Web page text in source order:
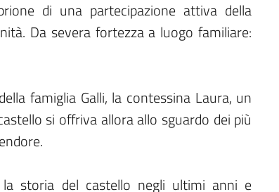
di una partecipazione attiva della
Da severa fortezza a luogo familiare:
famiglia Galli, la contessina Laura, un
si offriva allora allo sguardo dei più
storia del castello negli ultimi anni e